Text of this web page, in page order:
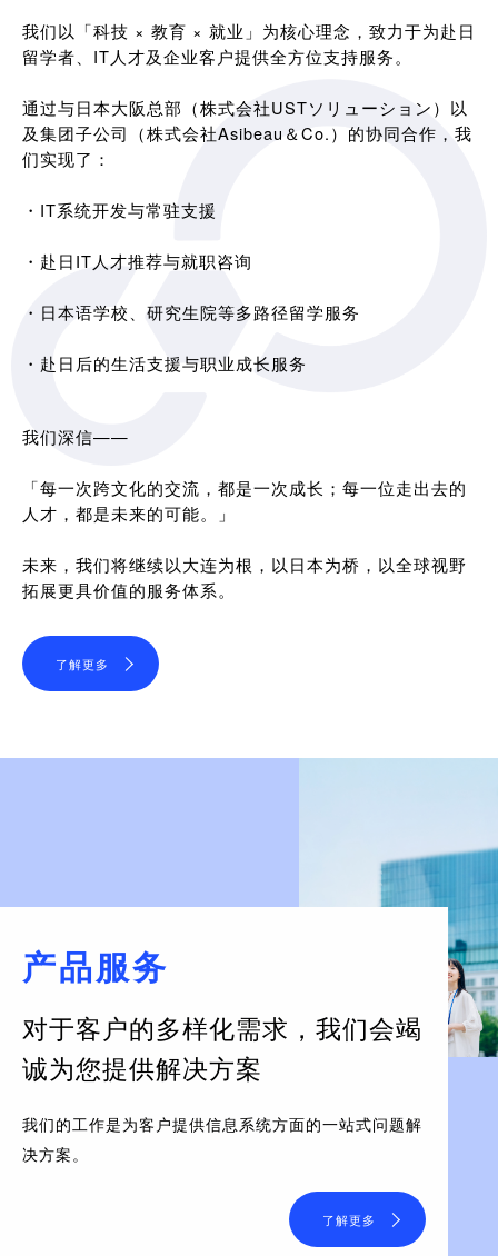
我们以「科技 × 教育 × 就业」为核心理念，致力于为赴日
留学者、IT人才及企业客户提供全方位支持服务。
通过与日本大阪总部（株式会社USTソリューション）以
及集团子公司（株式会社Asibeau＆Co.）的协同合作，我
们实现了：
・IT系统开发与常驻支援
・赴日IT人才推荐与就职咨询
・日本语学校、研究生院等多路径留学服务
・赴日后的生活支援与职业成长服务
我们深信——
「每一次跨文化的交流，都是一次成长；每一位走出去的
人才，都是未来的可能。」
未来，我们将继续以大连为根，以日本为桥，以全球视野
拓展更具价值的服务体系。
了解更多
产品服务
对于客户的多样化需求， 我们会竭
诚为您提供解决方案
我们的工作是为客户提供信息系统方面的一站式问题解
决方案。
了解更多